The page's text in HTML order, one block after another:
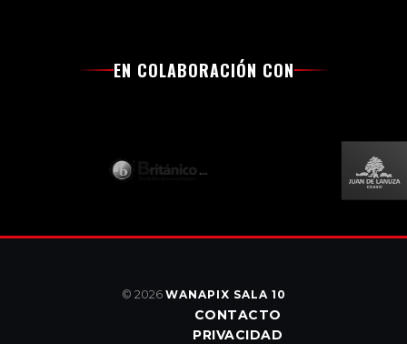
EN COLABORACIÓN CON
© 2026 WANAPIX SALA 10
CONTACTO
PRIVACIDAD